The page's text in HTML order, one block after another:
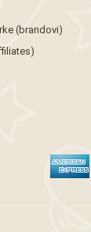
(brandovi)